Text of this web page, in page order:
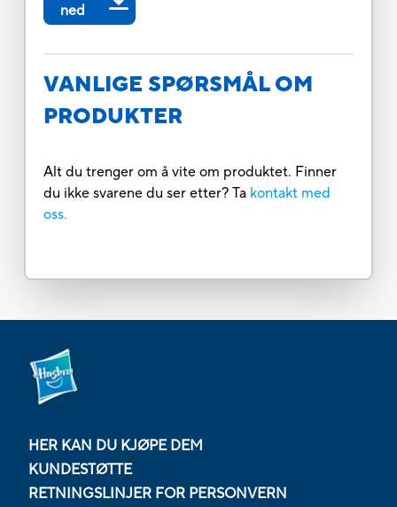
ned
VANLIGE SPØRSMÅL OM
PRODUKTER
Alt du trenger om å vite om produktet. Finner
du ikke svarene du ser etter? Ta kontakt med
oss.
HER KAN DU KJØPE DEM
KUNDESTØTTE
RETNINGSLINJER FOR PERSONVERN